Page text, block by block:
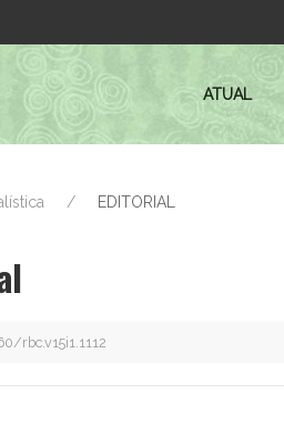
ATUAL
EDITORIAL
rbc.v15i1.1112